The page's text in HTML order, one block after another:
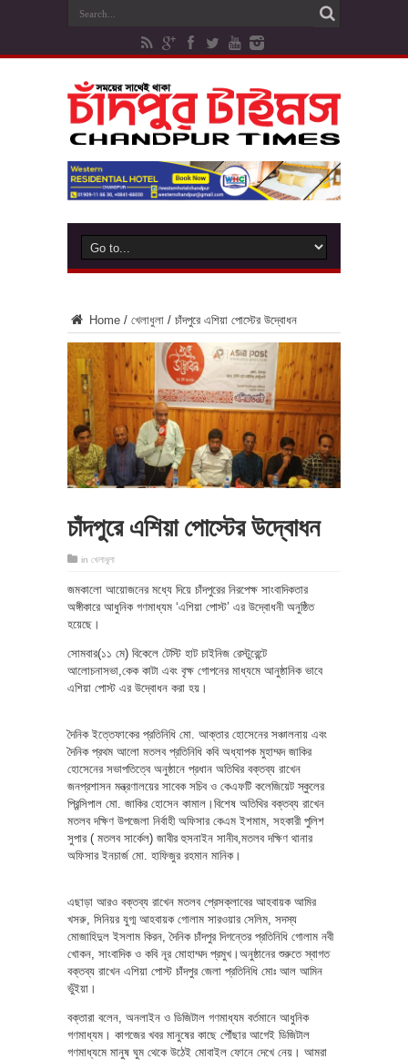
Home / খেলাধুলা / চাঁদপুরে এশিয়া পোস্টের উদ্বোধন
চাঁদপুরে এশিয়া পোস্টের উদ্বোধন
in খেলাধুলা
জমকালো আয়োজনের মধ্যে দিয়ে চাঁদপুরের নিরপেক্ষ সাংবাদিকতার
অঙ্গীকারে আধুনিক গণমাধ্যম ‘এশিয়া পোস্ট’ এর উদ্বোধনী অনুষ্ঠিত
হয়েছে।
সোমবার(১১ মে) বিকেলে টেস্টি হাট চাইনিজ রেস্টুরেন্টে
আলোচনাসভা,কেক কাটা এবং বৃক্ষ গোপনের মাধ্যমে আনুষ্ঠানিক ভাবে
এশিয়া পোস্ট এর উদ্বোধন করা হয়।
দৈনিক ইত্তেফাকের প্রতিনিধি মো. আক্তার হোসেনের সঞ্চালনায় এবং
দৈনিক প্রথম আলো মতলব প্রতিনিধি কবি অধ্যাপক মুহাম্মদ জাকির
হোসেনের সভাপতিত্বে অনুষ্ঠানে প্রধান অতিথির বক্তব্য রাখেন
জনপ্রশাসন মন্ত্রণালয়ের সাবেক সচিব ও কেএফটি কলেজিয়েট স্কুলের
প্রিন্সিপাল মো. জাকির হোসেন কামাল।বিশেষ অতিথির বক্তব্য রাখেন
মতলব দক্ষিণ উপজেলা নির্বাহী অফিসার কেএম ইশমাম, সহকারী পুলিশ
সুপার ( মতলব সার্কেল) জাবীর হুসনাইন সানীব,মতলব দক্ষিণ থানার
অফিসার ইনচার্জ মো. হাফিজুর রহমান মানিক।
এছাড়া আরও বক্তব্য রাখেন মতলব প্রেসক্লাবের আহবায়ক আমির
খসরু, সিনিয়র যুগ্ম আহবায়ক গোলাম সারওয়ার সেলিম, সদস্য
মোজাহিদুল ইসলাম কিরন, দৈনিক চাঁদপুর দিগন্তের প্রতিনিধি গোলাম নবী
খোকন, সাংবাদিক ও কবি নূর মোহাম্মদ প্রমুখ।অনুষ্ঠানের শুরুতে স্বাগত
বক্তব্য রাখেন এশিয়া পোস্ট চাঁদপুর জেলা প্রতিনিধি মোঃ আল আমিন
ভুঁইয়া।
বক্তারা বলেন, অনলাইন ও ডিজিটাল গণমাধ্যম বর্তমানে আধুনিক
গণমাধ্যম। কাগজের খবর মানুষের কাছে পৌঁছার আগেই ডিজিটাল
গণমাধ্যমে মানুষ ঘুম থেকে উঠেই মোবাইল ফোনে দেখে নেয়। আমরা